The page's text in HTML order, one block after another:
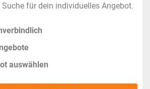
für dein individuelles Angebot.
auswählen